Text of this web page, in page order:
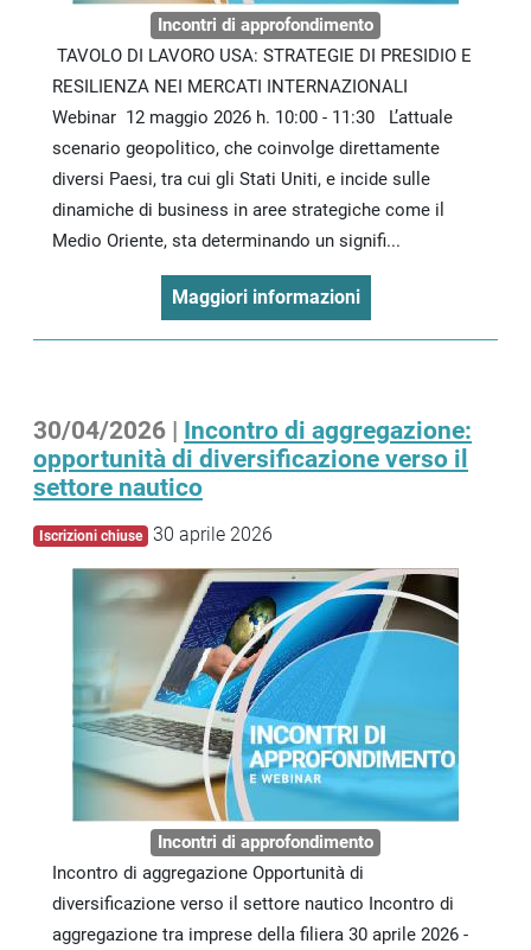
Incontri di approfondimento
TAVOLO DI LAVORO USA: STRATEGIE DI PRESIDIO E
RESILIENZA NEI MERCATI INTERNAZIONALI
Webinar 12 maggio 2026 h. 10:00 - 11:30 L’attuale
scenario geopolitico, che coinvolge direttamente
diversi Paesi, tra cui gli Stati Uniti, e incide sulle
dinamiche di business in aree strategiche come il
Medio Oriente, sta determinando un signifi...
Maggiori informazioni
30/04/2026 | Incontro di aggregazione:
opportunità di diversificazione verso il
settore nautico
Iscrizioni chiuse 30 aprile 2026
Incontri di approfondimento
Incontro di aggregazione Opportunità di
diversificazione verso il settore nautico Incontro di
aggregazione tra imprese della filiera 30 aprile 2026 -